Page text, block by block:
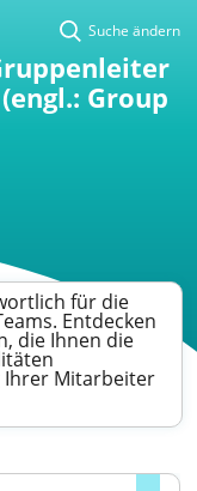
Suche ändern
Group
für die
Entdecken
die Ihnen die
Ihrer Mitarbeiter